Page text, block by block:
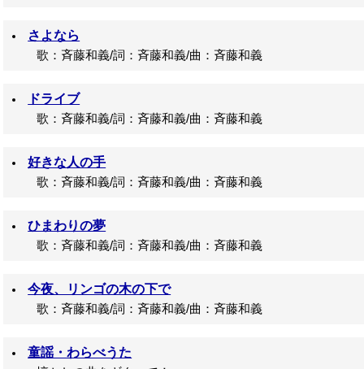
さよなら
歌：斉藤和義/詞：斉藤和義/曲：斉藤和義
ドライブ
歌：斉藤和義/詞：斉藤和義/曲：斉藤和義
好きな人の手
歌：斉藤和義/詞：斉藤和義/曲：斉藤和義
ひまわりの夢
歌：斉藤和義/詞：斉藤和義/曲：斉藤和義
今夜、リンゴの木の下で
歌：斉藤和義/詞：斉藤和義/曲：斉藤和義
童謡・わらべうた